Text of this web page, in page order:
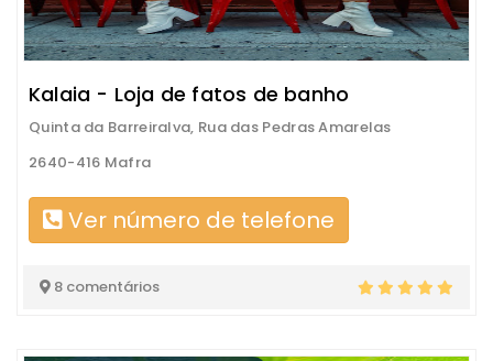
Kalaia - Loja de fatos de banho
Quinta da Barreiralva, Rua das Pedras Amarelas
2640-416 Mafra
Ver número de telefone
8 comentários